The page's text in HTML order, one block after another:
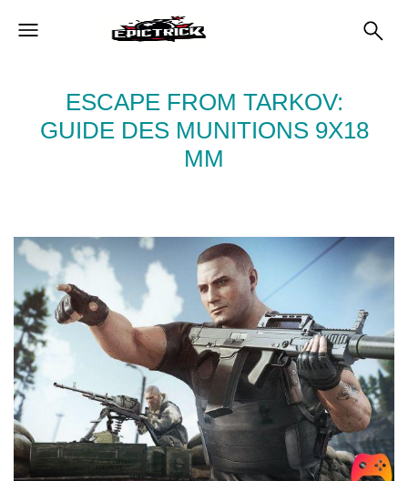
ESCAPE FROM TARKOV:
GUIDE DES MUNITIONS 9X18
MM